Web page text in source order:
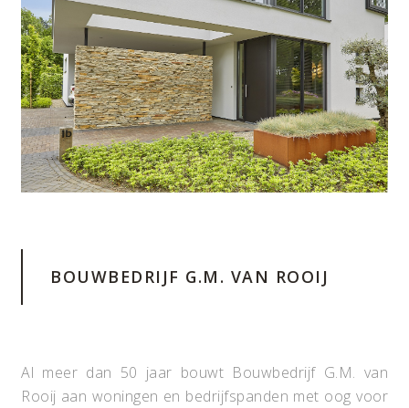
BOUWBEDRIJF G.M. VAN ROOIJ
Al meer dan 50 jaar bouwt Bouwbedrijf G.M. van
Rooij aan woningen en bedrijfspanden met oog voor